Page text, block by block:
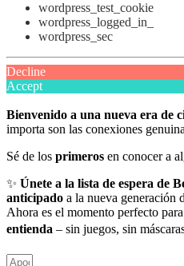
wordpress_test_cookie
wordpress_logged_in_
wordpress_sec
Decline
Accept
Bienvenido a una nueva era de
importa son las conexiones
Sé de los primeros en conocer a
✨ Únete a la lista de espera de
anticipado a la nueva generación
Ahora es el momento perfecto para
entienda – sin juegos, sin